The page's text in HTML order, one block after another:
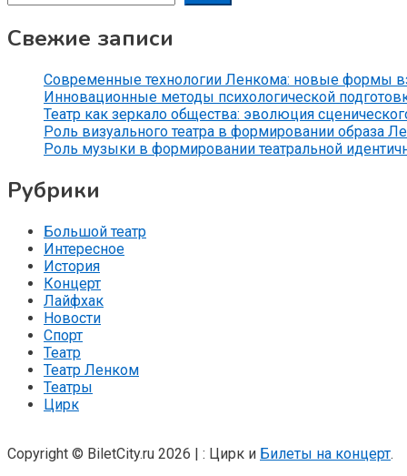
Свежие записи
Современные технологии Ленкома: новые формы
Инновационные методы психологической
Театр как зеркало общества: эволюция
Роль визуального театра в формировании образа
Роль музыки в формировании театральной
Рубрики
Большой театр
Интересное
История
Концерт
Лайфхак
Новости
Спорт
Театр
Театр Ленком
Театры
Цирк
Copyright © BiletCity.ru 2026 | : Цирк и Билеты на концерт.